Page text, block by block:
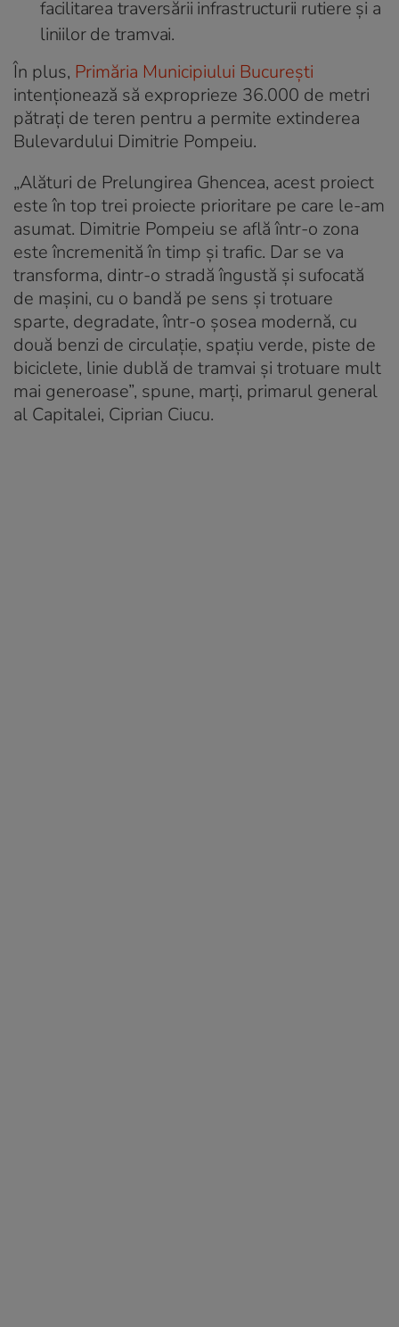
facilitarea traversării infrastructurii rutiere și a
liniilor de tramvai.
În plus, Primăria Municipiului București
intenționează să exproprieze 36.000 de metri
pătrați de teren pentru a permite extinderea
Bulevardului Dimitrie Pompeiu.
„Alături de Prelungirea Ghencea, acest proiect
este în top trei proiecte prioritare pe care le-am
asumat. Dimitrie Pompeiu se află într-o zona
este încremenită în timp și trafic. Dar se va
transforma, dintr-o stradă îngustă și sufocată
de mașini, cu o bandă pe sens și trotuare
sparte, degradate, într-o șosea modernă, cu
două benzi de circulație, spațiu verde, piste de
biciclete, linie dublă de tramvai și trotuare mult
mai generoase”, spune, marți, primarul general
al Capitalei, Ciprian Ciucu.